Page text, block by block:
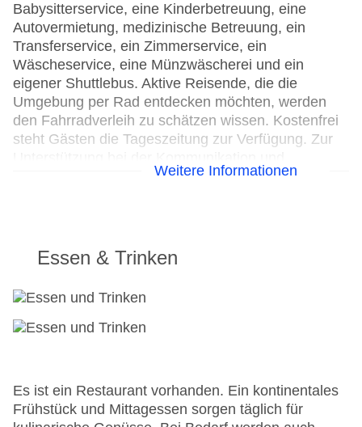
Babysitterservice, eine Kinderbetreuung, eine
Autovermietung, medizinische Betreuung, ein
Transferservice, ein Zimmerservice, ein
Wäscheservice, eine Münzwäscherei und ein
eigener Shuttlebus. Aktive Reisende, die die
Umgebung per Rad entdecken möchten, werden
den Fahrradverleih zu schätzen wissen. Kostenfrei
steht Gästen die Tageszeitung zur Verfügung. Zur
Geschäftlichem bietet das Business-Center ein
Parkplatz
Check-in von: 14:00:00
Konferenzraum
Garten: gegen Gebühr
Minimarkt
Anzahl der Konferenzräume: 1
Weitere Informationen
Essen & Trinken
Es ist ein Restaurant vorhanden. Ein kontinentales
Frühstück und Mittagessen sorgen täglich für